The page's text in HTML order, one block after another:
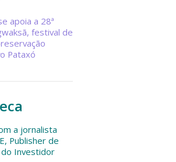
apoia a 28ª
festival de
Pataxó